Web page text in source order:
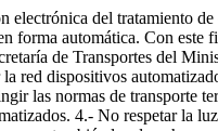
electrónica del tratamiento
forma automática. Con este
de Transportes del
red dispositivos
las normas de transporte
4.- No respetar la